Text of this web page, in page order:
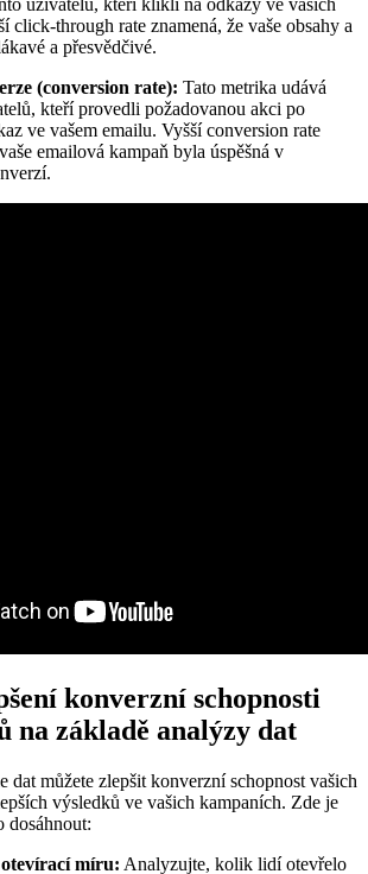
uživatelů, kteří klikli na odkazy ve vašich
click-through rate znamená, že vaše obsahy a
a přesvědčivé.
(conversion rate): Tato metrika udává
kteří provedli požadovanou akci po
ve vašem emailu. Vyšší conversion rate
emailová kampaň byla úspěšná v
konverzní schopnosti
na základě analýzy dat
dat můžete zlepšit konverzní schopnost vašich
výsledků ve vašich kampaních. Zde je
dosáhnout:
míru: Analyzujte, kolik lidí otevřelo